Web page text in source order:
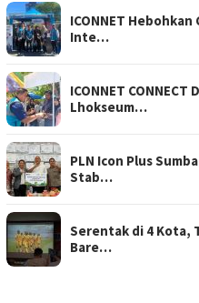
ICONNET
Inte…
ICONNET CONNECT
Lhokseum…
PLN Icon Plus
Stab…
Serentak di 4 Kota,
Bare…